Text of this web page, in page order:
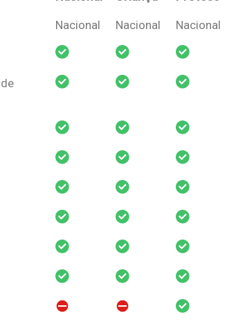
Nacional Criança Prótese
Nacional Nacional Nacional